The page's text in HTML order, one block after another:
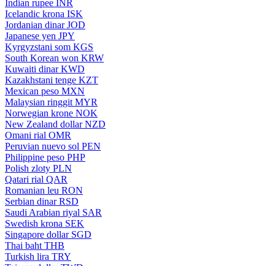
Indian rupee INR
Icelandic krona ISK
Jordanian dinar JOD
Japanese yen JPY
Kyrgyzstani som KGS
South Korean won KRW
Kuwaiti dinar KWD
Kazakhstani tenge KZT
Mexican peso MXN
Malaysian ringgit MYR
Norwegian krone NOK
New Zealand dollar NZD
Omani rial OMR
Peruvian nuevo sol PEN
Philippine peso PHP
Polish zloty PLN
Qatari rial QAR
Romanian leu RON
Serbian dinar RSD
Saudi Arabian riyal SAR
Swedish krona SEK
Singapore dollar SGD
Thai baht THB
Turkish lira TRY